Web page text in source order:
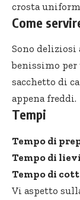
crosta
Come
Sono deliziosi
benissimo
sacchetto di
appena freddi.
Tempi
Tempo di
Tempo di
Tempo di
Vi aspetto